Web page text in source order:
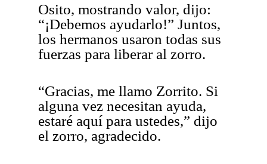
Osito, mostrando valor, dijo:
“¡Debemos ayudarlo!” Juntos,
los hermanos usaron todas sus
fuerzas para liberar al zorro.
“Gracias, me llamo Zorrito. Si
alguna vez necesitan ayuda,
estaré aquí para ustedes,” dijo
el zorro, agradecido.